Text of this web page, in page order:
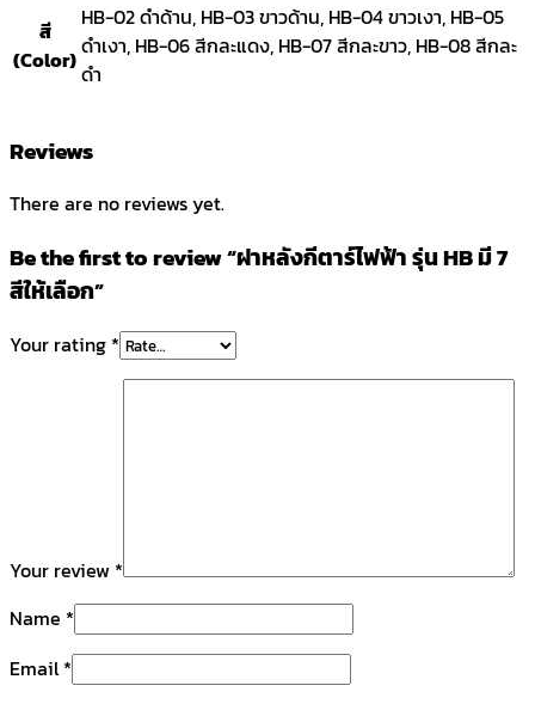
สี
(Color)
HB-02 ดำด้าน, HB-03 ขาวด้าน, HB-04 ขาวเงา, HB-05
ดำเงา, HB-06 สีกละแดง, HB-07 สีกละขาว, HB-08 สีกละ
ดำ
Reviews
There are no reviews yet.
Be the first to review “ฝาหลังกีตาร์ไฟฟ้า รุ่น HB มี 7
สีให้เลือก”
Your rating *
Your review *
Name *
Email*